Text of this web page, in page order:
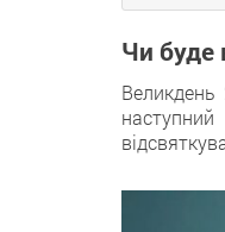
Чи буде
Великдень